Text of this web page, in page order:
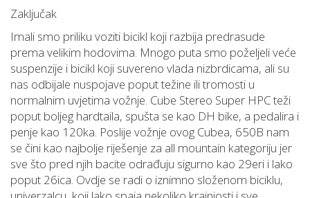
Zaključak
Imali smo priliku voziti bicikl koji razbija predrasude
prema velikim hodovima. Mnogo puta smo poželjeli veće
suspenzije i bicikl koji suvereno vlada nizbrdicama, ali su
nas odbijale nuspojave poput težine ili tromosti u
normalnim uvjetima vožnje. Cube Stereo Super HPC teži
poput boljeg hardtaila, spušta se kao DH bike, a pedalira i
penje kao 120ka. Poslije vožnje ovog Cubea, 650B nam
se čini kao najbolje riješenje za all mountain kategoriju jer
sve što pred njih bacite odrađuju sigurno kao 29eri i lako
poput 26ica. Ovdje se radi o iznimno složenom biciklu,